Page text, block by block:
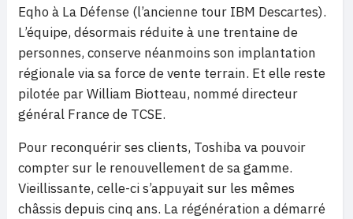
Eqho à La Défense (l’ancienne tour IBM Descartes).
L’équipe, désormais réduite à une trentaine de
personnes, conserve néanmoins son implantation
régionale via sa force de vente terrain. Et elle reste
pilotée par William Biotteau, nommé directeur
général France de TCSE.
Pour reconquérir ses clients, Toshiba va pouvoir
compter sur le renouvellement de sa gamme.
Vieillissante, celle-ci s’appuyait sur les mêmes
châssis depuis cinq ans. La régénération a démarré